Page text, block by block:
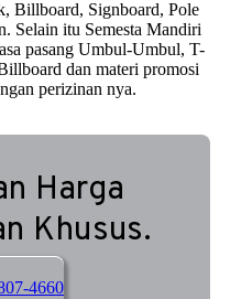
Billboard, Signboard, Pole
Selain itu Semesta Mandiri
pasang Umbul-Umbul, T-
dan materi promosi
perizinan nya.
Harga
Khusus.
4660